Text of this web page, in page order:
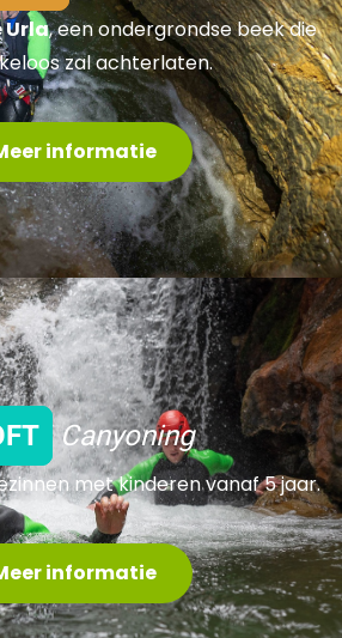
Urla, een ondergrondse beek die
zal achterlaten.
informatie
Canyoning
met kinderen vanaf 5 jaar.
informatie